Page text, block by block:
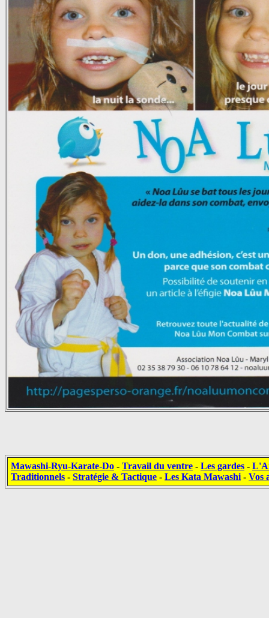
Mawashi-Ryu-Karate-Do - Travail du ventre - Les gardes -
Traditionnels - Stratégie & Tactique - Les Kata Mawashi - Vos